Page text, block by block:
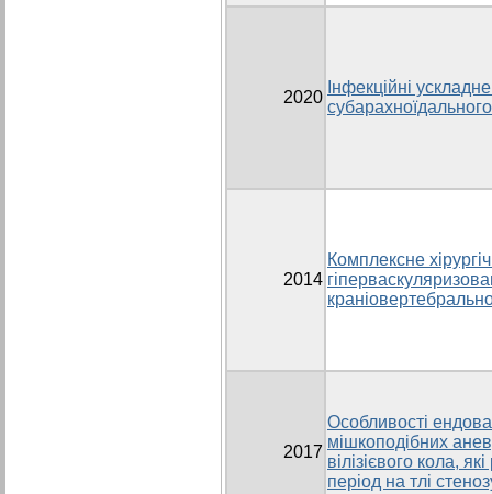
2020
Інфекційні
2014
Комплексне
2017
Особливості
мішкоподібних
вілізієвого кола,
період на тлі